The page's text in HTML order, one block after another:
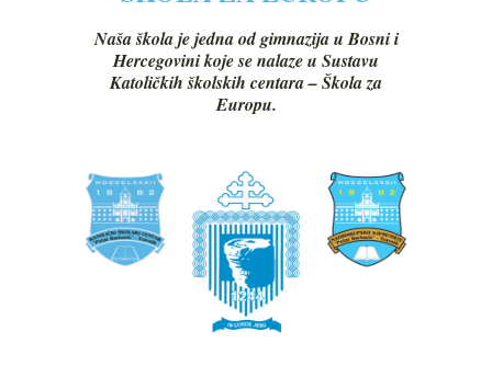
Naša škola je jedna od gimnazija u Bosni i
Hercegovini koje se nalaze u Sustavu
Katoličkih školskih centara – Škola za
Europu.